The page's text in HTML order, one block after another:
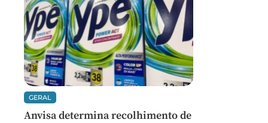
GERAL
Anvisa determina recolhimento de